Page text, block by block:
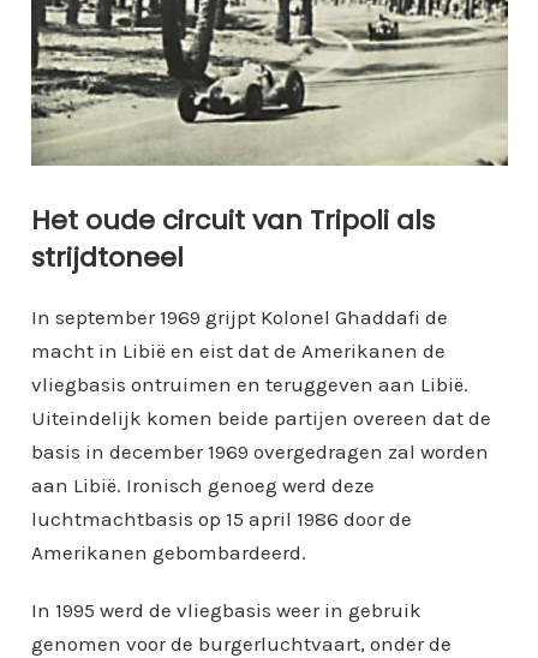
Het oude circuit van Tripoli als
strijdtoneel
In september 1969 grijpt Kolonel Ghaddafi de
macht in Libië en eist dat de Amerikanen de
vliegbasis ontruimen en teruggeven aan Libië.
Uiteindelijk komen beide partijen overeen dat de
basis in december 1969 overgedragen zal worden
aan Libië. Ironisch genoeg werd deze
luchtmachtbasis op 15 april 1986 door de
Amerikanen gebombardeerd.
In 1995 werd de vliegbasis weer in gebruik
genomen voor de burgerluchtvaart, onder de